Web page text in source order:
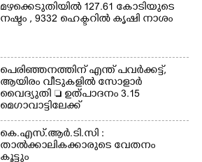
മഴക്കെടുതിയിൽ 127.61 കോടിയുടെ
നഷ്ടം , 9332 ഹെക്ടറിൽ കൃഷി നാശം
പെരിഞ്ഞനത്തിന് എന്ത് പവർക്കട്ട്,​
ആയിരം വീടുകളിൽ സോളാർ
വൈദ്യുതി  ഉത്പാദനം 3.15
മെഗാവാട്ടിലേക്ക്
കെ.എസ്.ആർ.ടി.സി :
താൽക്കാലികക്കാരുടെ വേതനം
കൂട്ടും